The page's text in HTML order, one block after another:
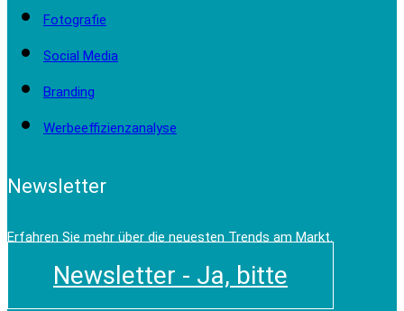
Fotografie
Social Media
Branding
Werbeeffizienzanalyse
Newsletter
Erfahren Sie mehr über die neuesten Trends am Markt.
Newsletter - Ja, bitte